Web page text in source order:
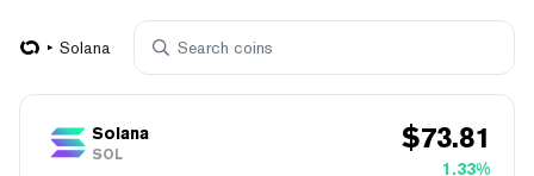
Solana
Solana
SOL $73.81
1.33%